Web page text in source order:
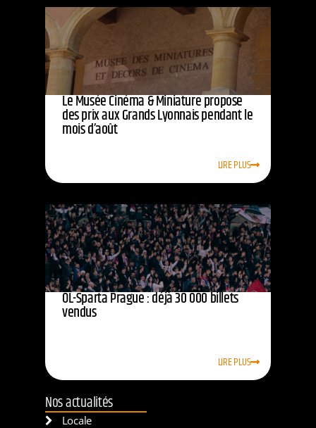
Le Musée Cinéma & Miniature propose
des prix aux Grands Lyonnais pendant le
mois d’août
LIRE PLUS
OL-Sparta Prague : déjà 30 000 billets
vendus
LIRE PLUS
Nos actualités
Locale